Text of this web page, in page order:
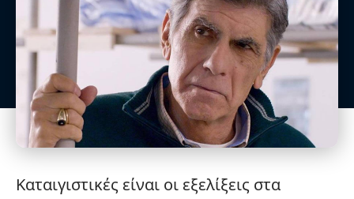
Καταιγιστικές είναι οι εξελίξεις στα